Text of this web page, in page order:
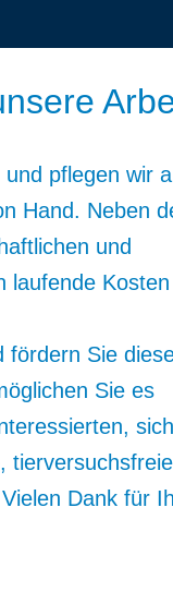
pflegen wir
Hand. Neben
und
laufende
fördern Sie
Sie es
sich
tierversuchsfreie
Dank für